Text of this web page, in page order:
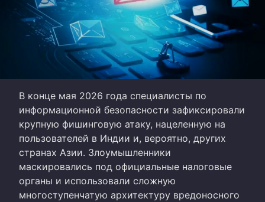
В конце мая 2026 года специалисты по
информационной безопасности зафиксировали
крупную фишинговую атаку, нацеленную на
пользователей в Индии и, вероятно, других
странах Азии. Злоумышленники
маскировались под официальные налоговые
органы и использовали сложную
многоступенчатую архитектуру вредоносного